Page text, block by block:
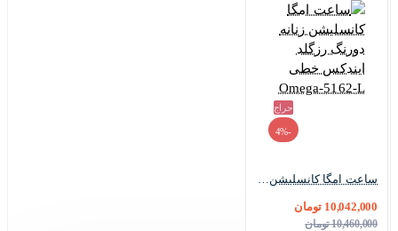
حراج
-4%
ساعت امگا کانسلیشن زنانه دورنگ رزگلد ایندکس خطی Omega-5162-L
10,042,000 تومان
10,460,000 تومان